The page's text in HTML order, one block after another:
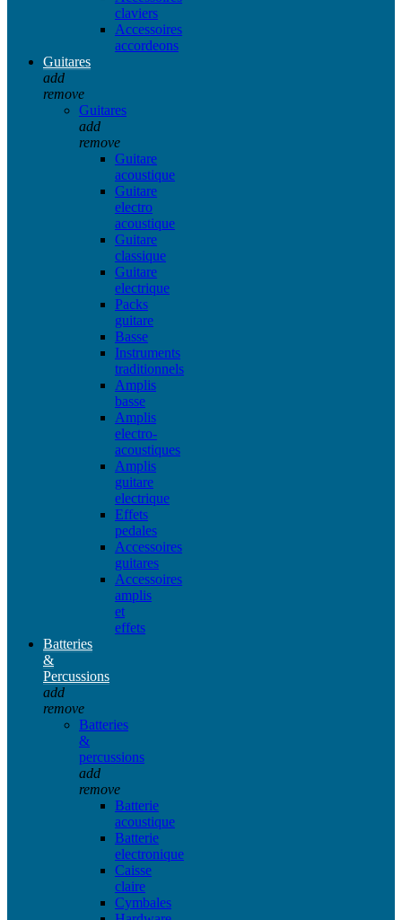
claviers
Accessoires
accordeons
Guitares
add
remove
Guitares
add
remove
Guitare
acoustique
Guitare
electro
acoustique
Guitare
classique
Guitare
electrique
Packs
guitare
Basse
Instruments
traditionnels
Amplis
basse
Amplis
electro-
acoustiques
Amplis
guitare
electrique
Effets
pedales
Accessoires
guitares
Accessoires
amplis
et
effets
Batteries
&
Percussions
add
remove
Batteries
&
percussions
add
remove
Batterie
acoustique
Batterie
electronique
Caisse
claire
Cymbales